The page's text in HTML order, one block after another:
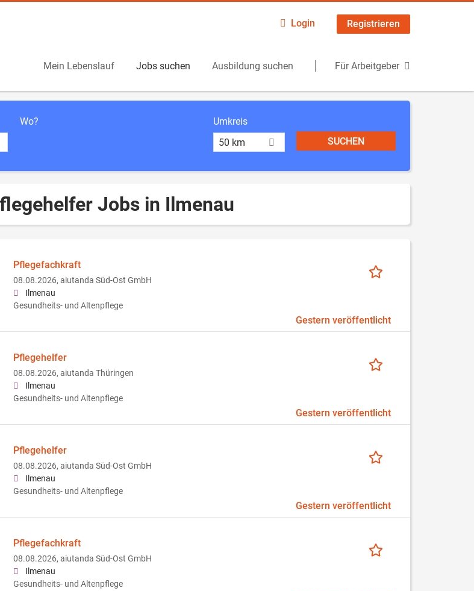
Login Registrieren
Mein Lebenslauf Jobs suchen Ausbildung suchen Für Arbeitgeber
Wo?
Umkreis
50 km
Jobs in Ilmenau
Pflegefachkraft
08.08.2026, aiutanda Süd-Ost GmbH
Ilmenau
Gesundheits- und Altenpflege
Gestern veröffentlicht
Pflegehelfer
08.08.2026, aiutanda Thüringen
Ilmenau
Gesundheits- und Altenpflege
Gestern veröffentlicht
Pflegehelfer
08.08.2026, aiutanda Süd-Ost GmbH
Ilmenau
Gesundheits- und Altenpflege
Gestern veröffentlicht
Pflegefachkraft
08.08.2026, aiutanda Süd-Ost GmbH
Ilmenau
Gesundheits- und Altenpflege